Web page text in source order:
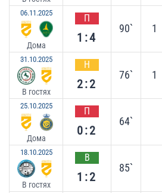
06.11.2025
Дома
П
1:4
90` 1
31.10.2025
В гостях
Н
2:2
76` 1
25.10.2025
Дома
П
0:2
64`
18.10.2025
В гостях
В
1:2
85`